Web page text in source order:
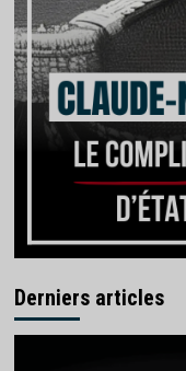
Derniers articles